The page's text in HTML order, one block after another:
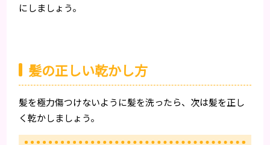
にしましょう。
髪の正しい乾かし方
髪を極力傷つけないように髪を洗ったら、次は髪を正し
く乾かしましょう。